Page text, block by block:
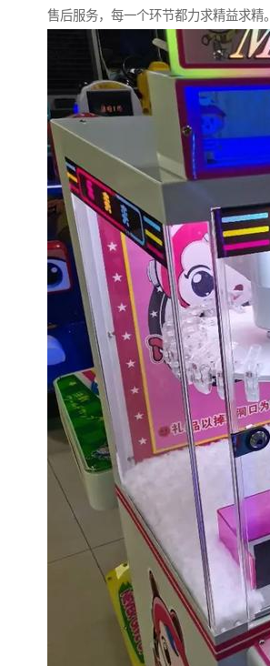
售后服务，每一个环节都力求精益求精。